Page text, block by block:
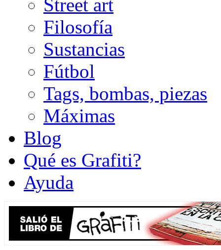
Street art
Filosofía
Sustancias
Fútbol
Tags, bombas, piezas
Máximas
Blog
Qué es Grafiti?
Ayuda